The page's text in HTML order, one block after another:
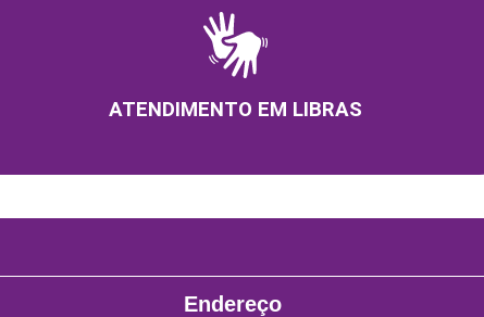
ATENDIMENTO EM LIBRAS
Endereço